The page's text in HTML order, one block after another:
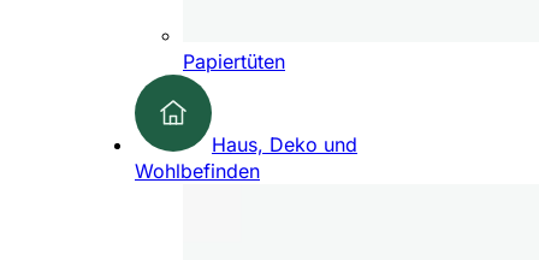
Papiertüten
Haus, Deko und
Wohlbefinden